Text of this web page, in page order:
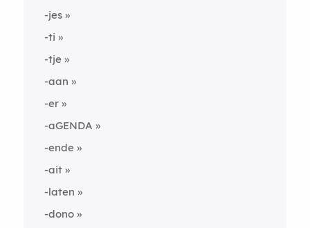
-jes
-ti
-tje
-aan
-er
-aGENDA
-ende
-ait
-laten
-dono